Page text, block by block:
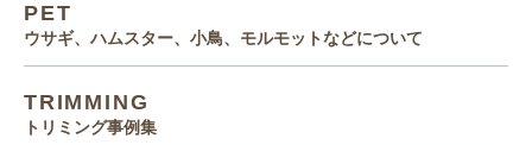
PET
ウサギ、ハムスター、小鳥、モルモットなどについて
TRIMMING
トリミング事例集